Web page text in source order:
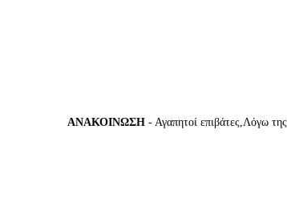
ΑΝΑΚΟΙΝΩΣΗ- Αγαπητοί επιβάτες,Λόγω της